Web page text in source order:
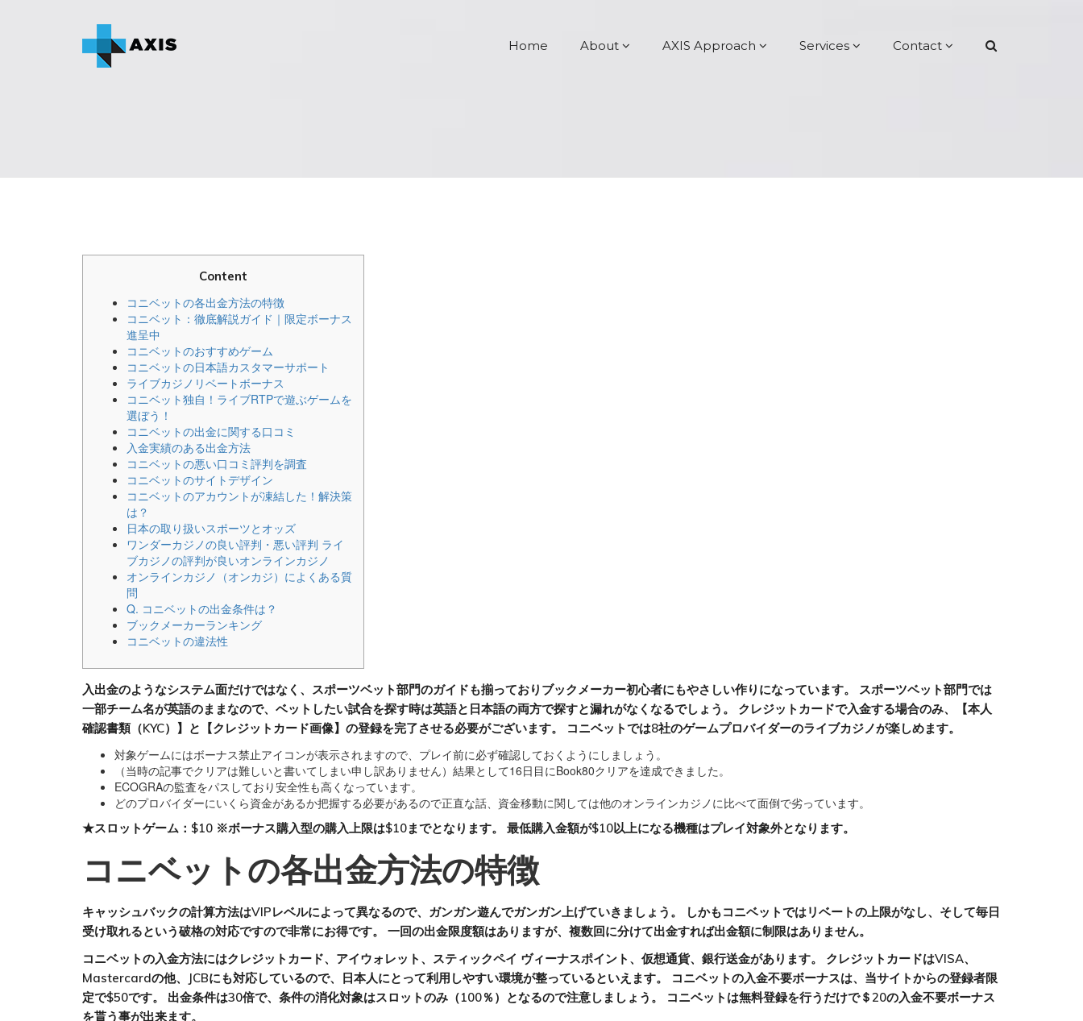
Home About AXIS Approach Services Contact
Content
コニベットの各出金方法の特徴
コニベット：徹底解説ガイド｜限定ボーナス
進呈中
コニベットのおすすめゲーム
コニベットの日本語カスタマーサポート
ライブカジノリベートボーナス
コニベット独自！ライブRTPで遊ぶゲームを
選ぼう！
コニベットの出金に関する口コミ
入金実績のある出金方法
コニベットの悪い口コミ評判を調査
コニベットのサイトデザイン
コニベットのアカウントが凍結した！解決策
は？
日本の取り扱いスポーツとオッズ
ワンダーカジノの良い評判・悪い評判 ライ
ブカジノの評判が良いオンラインカジノ
オンラインカジノ（オンカジ）によくある質
問
Q. コニベットの出金条件は？
ブックメーカーランキング
コニベットの違法性
入出金のようなシステム面だけではなく、スポーツベット部門のガイドも揃っておりブックメーカー初心者にもやさしい作りになっています。 スポーツベット部門では
一部チーム名が英語のままなので、ベットしたい試合を探す時は英語と日本語の両方で探すと漏れがなくなるでしょう。 クレジットカードで入金する場合のみ、【本人
確認書類（KYC）】と【クレジットカード画像】の登録を完了させる必要がございます。 コニベットでは8社のゲームプロバイダーのライブカジノが楽しめます。
対象ゲームにはボーナス禁止アイコンが表示されますので、プレイ前に必ず確認しておくようにしましょう。
（当時の記事でクリアは難しいと書いてしまい申し訳ありません）結果として16日目にBook80クリアを達成できました。
ECOGRAの監査をパスしており安全性も高くなっています。
どのプロバイダーにいくら資金があるか把握する必要があるので正直な話、資金移動に関しては他のオンラインカジノに比べて面倒で劣っています。
★スロットゲーム：$10 ※ボーナス購入型の購入上限は$10までとなります。 最低購入金額が$10以上になる機種はプレイ対象外となります。
コニベットの各出金方法の特徴
キャッシュバックの計算方法はVIPレベルによって異なるので、ガンガン遊んでガンガン上げていきましょう。 しかもコニベットではリベートの上限がなし、そして毎日
受け取れるという破格の対応ですので非常にお得です。 一回の出金限度額はありますが、複数回に分けて出金すれば出金額に制限はありません。
コニベットの入金方法にはクレジットカード、アイウォレット、スティックペイ ヴィーナスポイント、仮想通貨、銀行送金があります。 クレジットカードはVISA、
Mastercardの他、JCBにも対応しているので、日本人にとって利用しやすい環境が整っているといえます。 コニベットの入金不要ボーナスは、当サイトからの登録者限
定で$50です。 出金条件は30倍で、条件の消化対象はスロットのみ（100％）となるので注意しましょう。 コニベットは無料登録を行うだけで＄20の入金不要ボーナス
を貰う事が出来ます。